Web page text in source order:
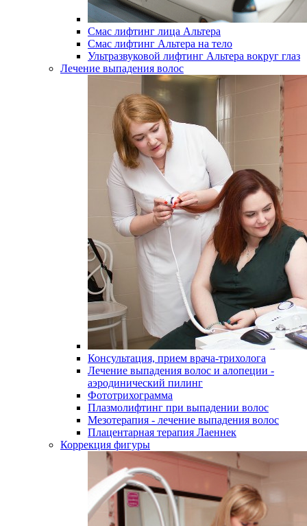
Смас лифтинг лица Альтера
Смас лифтинг Альтера на тело
Ультразвуковой лифтинг Альтера вокруг глаз
Лечение выпадения волос
Консультация, прием врача-трихолога
Лечение выпадения волос и алопеции -
аэродинический пилинг
Фототрихограмма
Плазмолифтинг при выпадении волос
Мезотерапия - лечение выпадения волос
Плацентарная терапия Лаеннек
Коррекция фигуры